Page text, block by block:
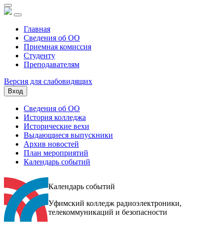
Главная
Сведения об ОО
Приемная комиссия
Студенту
Преподавателям
Версия для слабовидящих
Вход
Сведения об ОО
История колледжа
Исторические вехи
Выдающиеся выпускники
Архив новостей
План мероприятий
Календарь событий
Календарь событий
Уфимский колледж радиоэлектроники,
телекоммуникаций и безопасности